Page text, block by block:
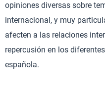
opiniones diversas sobre
internacional, y muy
afecten a las relaciones
repercusión en los
española.